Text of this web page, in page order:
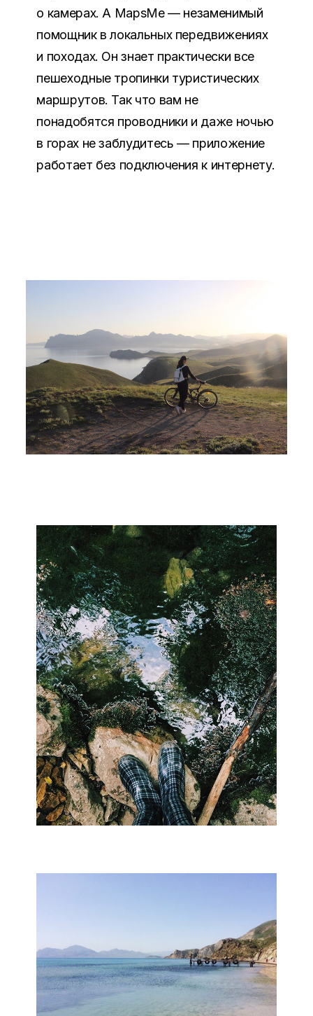
о камерах. А MapsMe — незаменимый
помощник в локальных передвижениях
и походах. Он знает практически все
пешеходные тропинки туристических
маршрутов. Так что вам не
понадобятся проводники и даже ночью
в горах не заблудитесь — приложение
работает без подключения к интернету.